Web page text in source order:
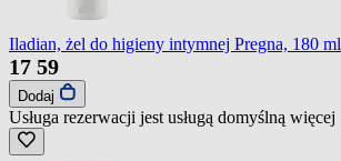
Iladian, żel do higieny intymnej Pregna, 180 ml
17 59
Dodaj
Usługa rezerwacji jest usługą domyślną więcej